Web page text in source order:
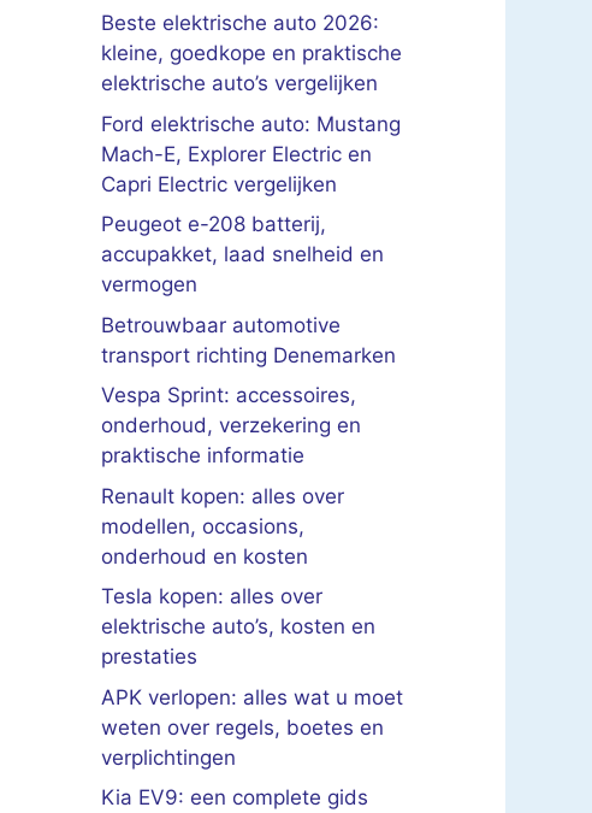
Beste elektrische auto 2026:
kleine, goedkope en praktische
elektrische auto’s vergelijken
Ford elektrische auto: Mustang
Mach-E, Explorer Electric en
Capri Electric vergelijken
Peugeot e-208 batterij,
accupakket, laad snelheid en
vermogen
Betrouwbaar automotive
transport richting Denemarken
Vespa Sprint: accessoires,
onderhoud, verzekering en
praktische informatie
Renault kopen: alles over
modellen, occasions,
onderhoud en kosten
Tesla kopen: alles over
elektrische auto’s, kosten en
prestaties
APK verlopen: alles wat u moet
weten over regels, boetes en
verplichtingen
Kia EV9: een complete gids